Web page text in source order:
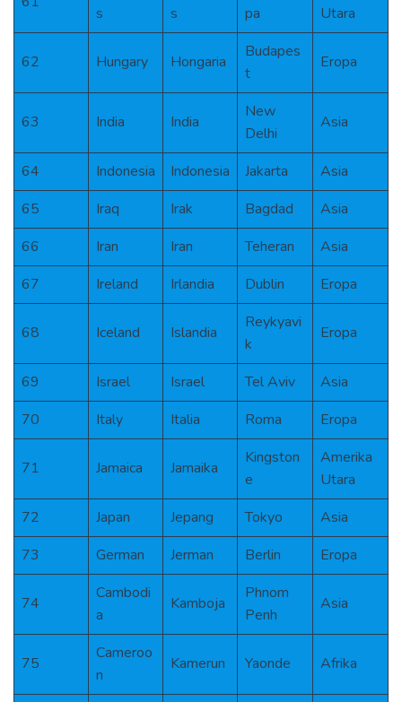
s
s
pa
Utara
62 Hungary Hongaria
Budapes
t
Eropa
63 India India
New
Delhi
Asia
64 Indonesia Indonesia Jakarta
Asia
65
Iraq Irak Bagdad
Asia
66
Iran Iran Teheran
Asia
67
Ireland Irlandia Dublin Eropa
68 Iceland Islandia
Reykyavi
k
Eropa
69 Israel Israel Tel Aviv
Asia
70
Italy Italia Roma Eropa
71 Jamaica Jamaika
Kingston
e
Amerika
Utara
72
Japan Jepang Tokyo
Asia
73
German Jerman Berlin Eropa
74
Cambodi
a
Kamboja
Phnom
Penh
Asia
75
Cameroo
n
Kamerun Yaonde Afrika